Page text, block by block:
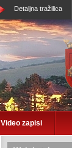
Detaljna tražilica
Video zapisi